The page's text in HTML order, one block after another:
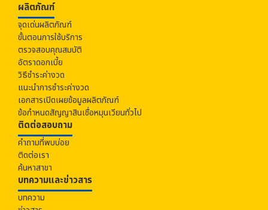
ผลิตภัณฑ์
จุดเด่นผลิตภัณฑ์
ขั้นตอนการใช้บริการ
ตรวจสอบคุณสมบัติ
อัตราดอกเบี้ย
วิธีชำระค่างวด
แนะนำการชำระค่างวด
เอกสารเปิดเผยข้อมูลผลิตภัณฑ์
ข้อกำหนดสัญญาสินเชื่อหมุนเวียนทั่วไป
ติดต่อสอบถาม
คำถามที่พบบ่อย
ติดต่อเรา
ค้นหาสาขา
บทความและข่าวสาร
บทความ